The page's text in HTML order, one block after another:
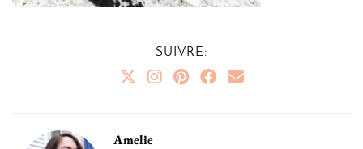
SUIVRE:
Amelie